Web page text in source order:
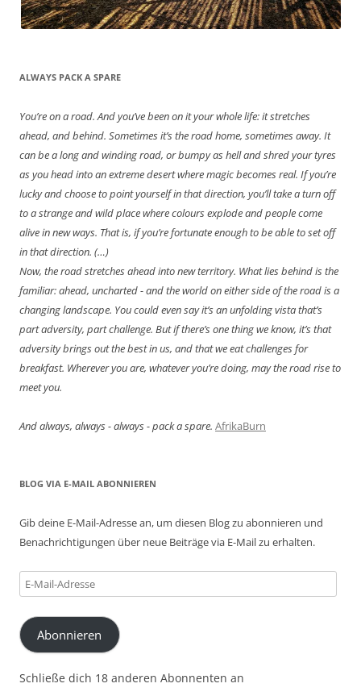
ALWAYS PACK A SPARE
You’re on a road. And you’ve been on it your whole life: it stretches
ahead, and behind. Sometimes it’s the road home, sometimes away. It
can be a long and winding road, or bumpy as hell and shred your tyres
as you head into an extreme desert where magic becomes real. If you’re
lucky and choose to point yourself in that direction, you’ll take a turn off
to a strange and wild place where colours explode and people come
alive in new ways. That is, if you’re fortunate enough to be able to set off
in that direction. (…)
Now, the road stretches ahead into new territory. What lies behind is the
familiar: ahead, uncharted - and the world on either side of the road is a
changing landscape. You could even say it’s an unfolding vista that’s
part adversity, part challenge. But if there’s one thing we know, it’s that
adversity brings out the best in us, and that we eat challenges for
breakfast. Wherever you are, whatever you’re doing, may the road rise to
meet you.
And always, always - always - pack a spare. AfrikaBurn
BLOG VIA E-MAIL ABONNIEREN
Gib deine E-Mail-Adresse an, um diesen Blog zu abonnieren und
Benachrichtigungen über neue Beiträge via E-Mail zu erhalten.
E-
Mail-
Adresse
Abonnieren
Schließe dich 18 anderen Abonnenten an